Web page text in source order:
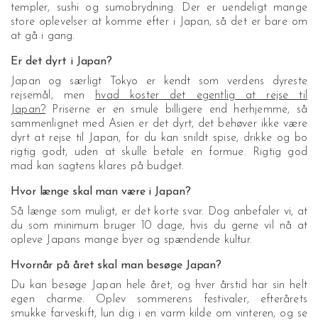
templer, sushi og sumobrydning. Der er uendeligt mange
store oplevelser at komme efter i Japan, så det er bare om
at gå i gang.
Er det dyrt i Japan?
Japan og særligt Tokyo er kendt som verdens dyreste
rejsemål, men
hvad koster det egentlig at rejse til
Japan? Priserne er en smule billigere end herhjemme, så
sammenlignet med Asien er det dyrt, det behøver ikke være
dyrt at rejse til Japan, for du kan snildt spise, drikke og bo
rigtig godt, uden at skulle betale en formue. Rigtig god
mad kan sagtens klares på budget.
Hvor længe skal man være i Japan?
Så længe som muligt, er det korte svar. Dog anbefaler vi, at
du som minimum bruger 10 dage, hvis du gerne vil nå at
opleve Japans mange byer og spændende kultur.
Hvornår på året skal man besøge Japan?
Du kan besøge Japan hele året, og hver årstid har sin helt
egen charme. Oplev sommerens festivaler, efterårets
smukke farveskift, lun dig i en varm kilde om vinteren, og se